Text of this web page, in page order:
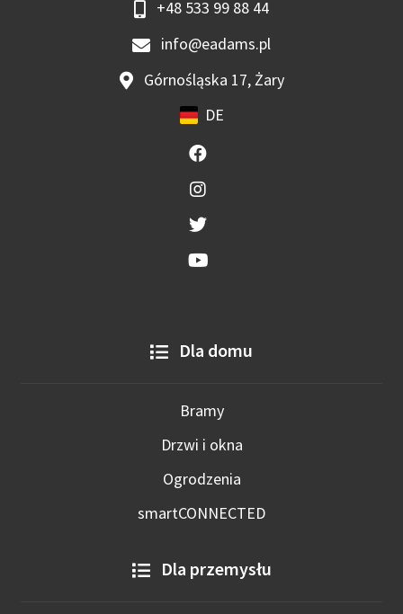
+48 533 99 88 44
info@eadams.pl
Górnośląska 17, Żary
DE
Dla domu
Bramy
Drzwi i okna
Ogrodzenia
smartCONNECTED
Dla przemysłu